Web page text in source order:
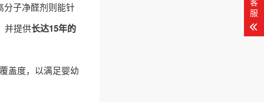
子净醛剂则能针
并提供长达15年的
盖度，以满足婴幼
服